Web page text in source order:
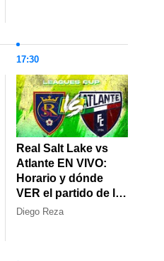
17:30
Real Salt Lake vs
Atlante EN VIVO:
Horario y dónde
VER el partido de la
Leagues Cup 2026
Diego Reza